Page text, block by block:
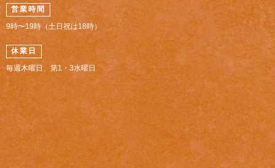
営業時間
9時〜19時（土日祝は18時）
休業日
毎週木曜日、第1・3水曜日